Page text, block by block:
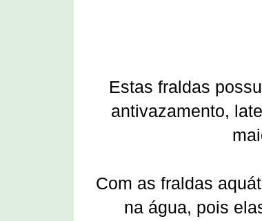
Estas fraldas
antivazamento,
Com as fraldas
na água, pois